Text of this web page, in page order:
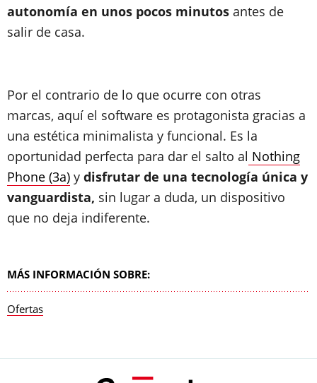
autonomía en unos pocos minutos antes de
salir de casa.
Por el contrario de lo que ocurre con otras
marcas, aquí el software es protagonista gracias a
una estética minimalista y funcional. Es la
oportunidad perfecta para dar el salto al Nothing
Phone (3a) y disfrutar de una tecnología única y
vanguardista, sin lugar a duda, un dispositivo
que no deja indiferente.
MÁS INFORMACIÓN SOBRE:
Ofertas